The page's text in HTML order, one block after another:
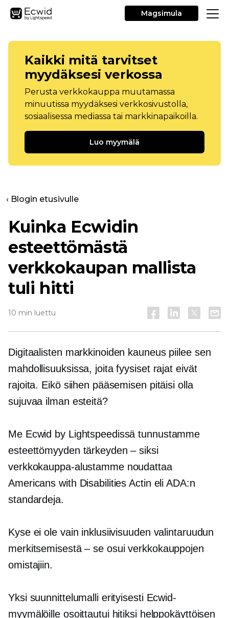
Magsimula
Kaikki mitä tarvitset
myydäksesi verkossa
Perusta verkkokauppa muutamassa
minuutissa myydäksesi verkkosivustolla,
sosiaalisessa mediassa tai markkinapaikoilla.
Luo myymälä
‹ Blogin etusivulle
Kuinka Ecwidin
esteettömästä
verkkokaupan mallista
tuli hitti
10 min luettu
Digitaalisten markkinoiden kauneus piilee sen
mahdollisuuksissa, joita fyysiset rajat eivät
rajoita. Eikö siihen pääsemisen pitäisi olla
sujuvaa ilman esteitä?
Me Ecwid by Lightspeedissä tunnustamme
esteettömyyden tärkeyden – siksi
verkkokauppa-alustamme noudattaa
Americans with Disabilities Actin eli ADA:n
standardeja.
Kyse ei ole vain inklusiivisuuden valintaruudun
merkitsemisestä – se osui verkkokauppojen
omistajiin.
Yksi suunnittelumalli erityisesti Ecwid-
myymälöille osoittautui hitiksi helppokäyttöisen